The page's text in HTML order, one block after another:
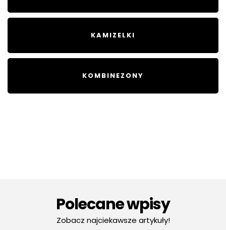
KAMIZELKI
KOMBINEZONY
Polecane wpisy
Zobacz najciekawsze artykuły!